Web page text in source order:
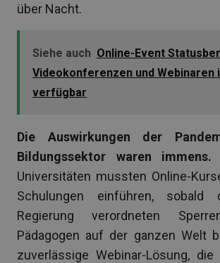
über Nacht.
Siehe auch Online-Event
Videokonferenzen und Webinaren
verfügbar
Die Auswirkungen der
Bildungssektor waren immens.
Universitäten mussten Online-
Schulungen einführen,
Regierung verordneten
Pädagogen auf der ganzen Welt
zuverlässige Webinar-Lösung,